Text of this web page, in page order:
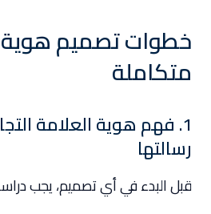
خطوات تصميم هوية
متكاملة
1. فهم هوية العلامة
رسالتها
قبل البدء في أي تصميم، يجب